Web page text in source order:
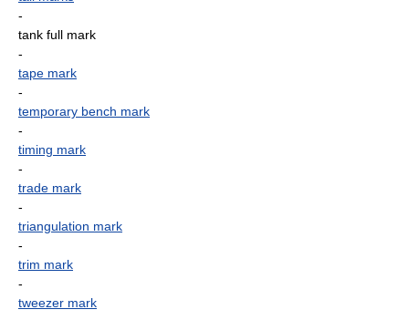
-
tank full mark
-
tape mark
-
temporary bench mark
-
timing mark
-
trade mark
-
triangulation mark
-
trim mark
-
tweezer mark